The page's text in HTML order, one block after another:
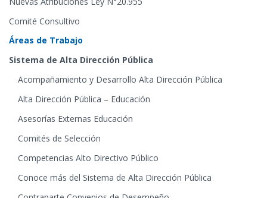
Comité Consultivo
Áreas de Trabajo
Sistema de Alta Dirección Pública
Acompañamiento y Desarrollo Alta Dirección Pública
Alta Dirección Pública – Educación
Asesorías Externas Educación
Comités de Selección
Competencias Alto Directivo Público
Conoce más del Sistema de Alta Dirección Pública